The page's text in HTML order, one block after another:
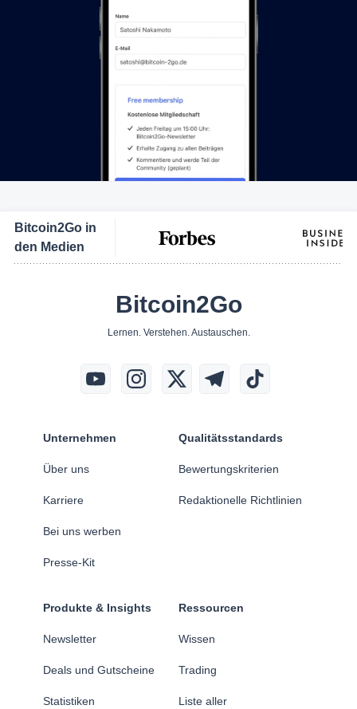
Bitcoin2Go in
den Medien
Bitcoin2Go
Lernen. Verstehen. Austauschen.
Unternehmen
Über uns
Karriere
Bei uns werben
Presse-Kit
Qualitätsstandards
Bewertungskriterien
Redaktionelle Richtlinien
Produkte & Insights
Newsletter
Deals und Gutscheine
Statistiken
Ressourcen
Wissen
Trading
Liste aller